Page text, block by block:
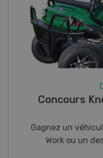
Photo
Gagnez l’un des